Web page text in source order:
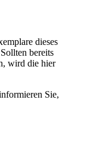
dieses
bereits
wird die hier
Sie,